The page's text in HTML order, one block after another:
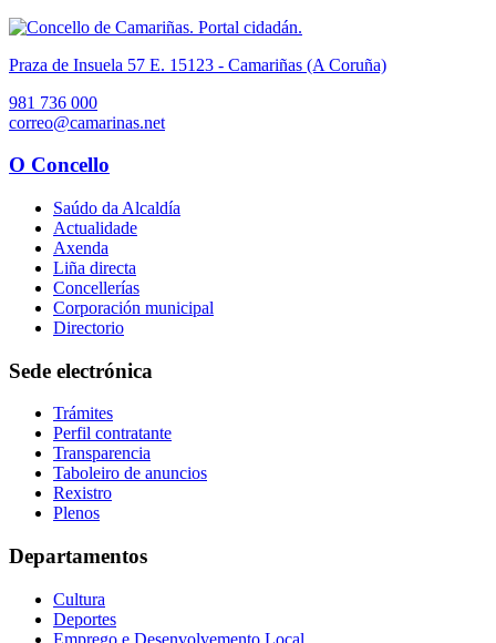
Praza de Insuela 57 E. 15123 - Camariñas (A Coruña)
981 736 000
correo@camarinas.net
O Concello
Saúdo da Alcaldía
Actualidade
Axenda
Liña directa
Concellerías
Corporación municipal
Directorio
Sede electrónica
Trámites
Perfil contratante
Transparencia
Taboleiro de anuncios
Rexistro
Plenos
Departamentos
Cultura
Deportes
Emprego e Desenvolvemento Local